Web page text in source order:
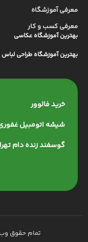
معرفی آموزشگاه
معرفی کسب و کار
بهترین آموزشگاه عکاسی
بهترین آموزشگاه طراحی لباس
خرید فالوور
شیشه اتومبیل
گوسفند زنده دام
تمام حقوق